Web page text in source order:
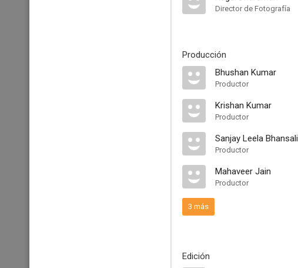
Director de Fotografía
Producción
Bhushan Kumar
Productor
Krishan Kumar
Productor
Sanjay Leela Bhansali
Productor
Mahaveer Jain
Productor
3 más
Edición